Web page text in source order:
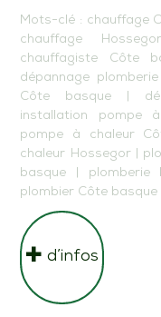
Mots-clé : chauffage
chauffage Hossegor
chauffagiste Côte
dépannage
Côte basque
installation pompe
pompe à chaleur
chaleur Hossegor|
basque
plomberie
plombier Côte basque
d’infos